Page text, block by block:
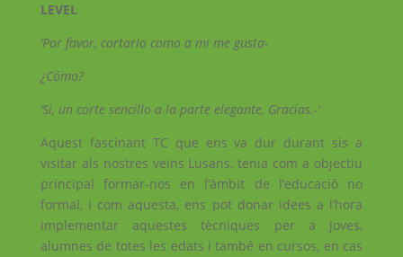
LEVEL
‘Por favor, cortarlo como a mi me gusta-
¿Cómo?
‘Si, un corte sencillo a la parte elegante, Gracias.-‘
Aquest fascinant TC que ens va dur durant sis a
visitar als nostres veïns Lusans, tenia com a objectiu
principal formar-nos en l’àmbit de l’educació no
formal, i com aquesta, ens pot donar idees a l’hora
implementar aquestes tècniques per a joves,
alumnes de totes les edats i també en cursos, en cas